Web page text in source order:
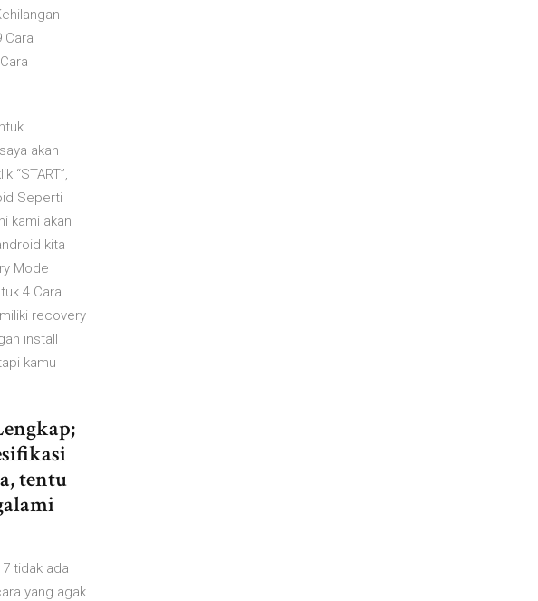
Cara
akan
“START”,
Seperti
kami akan
kita
Mode
4 Cara
recovery
install
kamu
tentu
tidak ada
yang agak